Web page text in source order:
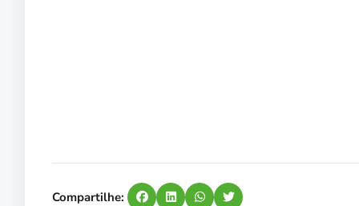
Compartilhe: